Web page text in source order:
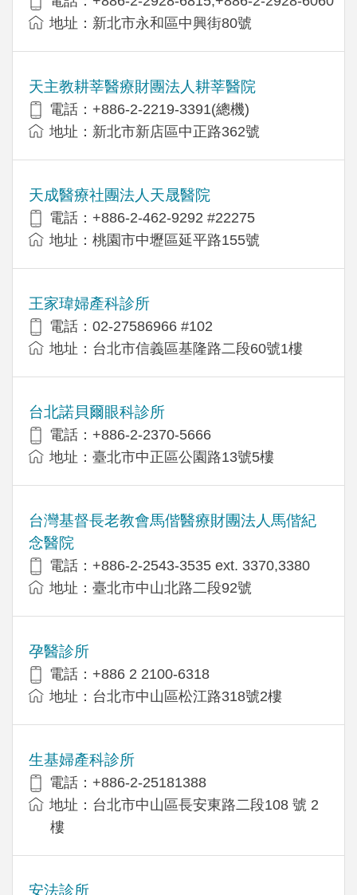
地址：新北市永和區中興街80號
天主教耕莘醫療財團法人耕莘醫院
電話：+886-2-2219-3391(總機)
地址：新北市新店區中正路362號
天成醫療社團法人天晟醫院
電話：+886-2-462-9292 #22275
地址：桃園市中壢區延平路155號
王家瑋婦產科診所
電話：02-27586966 #102
地址：台北市信義區基隆路二段60號1樓
台北諾貝爾眼科診所
電話：+886-2-2370-5666
地址：臺北市中正區公園路13號5樓
台灣基督長老教會馬偕醫療財團法人馬偕紀
念醫院
電話：+886-2-2543-3535 ext. 3370,3380
地址：臺北市中山北路二段92號
孕醫診所
電話：+886 2 2100-6318
地址：台北市中山區松江路318號2樓
生基婦產科診所
電話：+886-2-25181388
地址：台北市中山區長安東路二段108 號 2
樓
安法診所